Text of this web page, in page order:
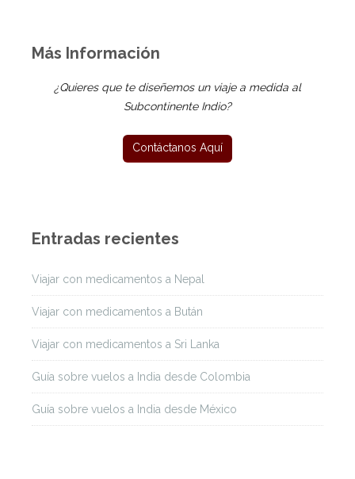
Más Información
¿Quieres que te diseñemos un viaje a medida al
Subcontinente Indio?
Entradas recientes
Viajar con medicamentos a Nepal
Viajar con medicamentos a Bután
Viajar con medicamentos a Sri Lanka
Guía sobre vuelos a India desde Colombia
Guía sobre vuelos a India desde México